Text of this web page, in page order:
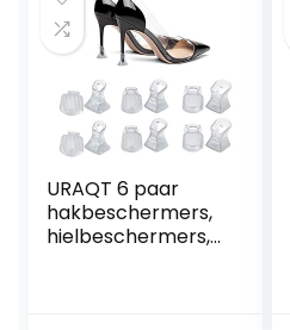
URAQT 6 paar
hakbeschermers,
hielbeschermers,